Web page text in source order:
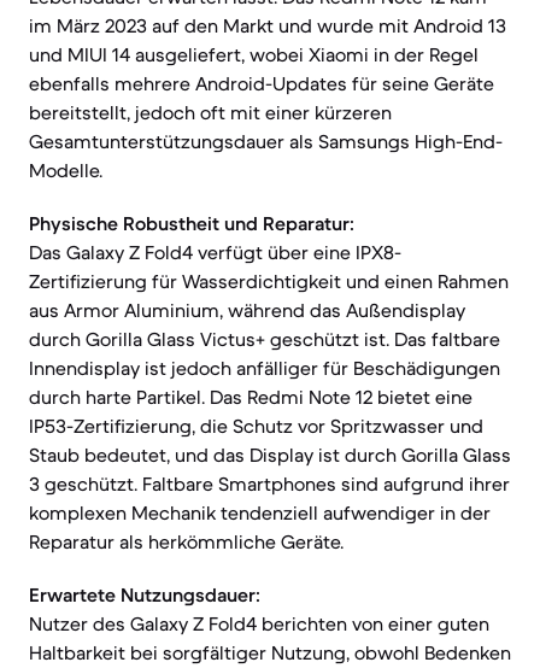
im März 2023 auf den Markt und wurde mit Android 13
und MIUI 14 ausgeliefert, wobei Xiaomi in der Regel
ebenfalls mehrere Android-Updates für seine Geräte
bereitstellt, jedoch oft mit einer kürzeren
Gesamtunterstützungsdauer als Samsungs High-End-
Modelle.
Physische Robustheit und Reparatur:
Das Galaxy Z Fold4 verfügt über eine IPX8-
Zertifizierung für Wasserdichtigkeit und einen Rahmen
aus Armor Aluminium, während das Außendisplay
durch Gorilla Glass Victus+ geschützt ist. Das faltbare
Innendisplay ist jedoch anfälliger für Beschädigungen
durch harte Partikel. Das Redmi Note 12 bietet eine
IP53-Zertifizierung, die Schutz vor Spritzwasser und
Staub bedeutet, und das Display ist durch Gorilla Glass
3 geschützt. Faltbare Smartphones sind aufgrund ihrer
komplexen Mechanik tendenziell aufwendiger in der
Reparatur als herkömmliche Geräte.
Erwartete Nutzungsdauer:
Nutzer des Galaxy Z Fold4 berichten von einer guten
Haltbarkeit bei sorgfältiger Nutzung, obwohl Bedenken